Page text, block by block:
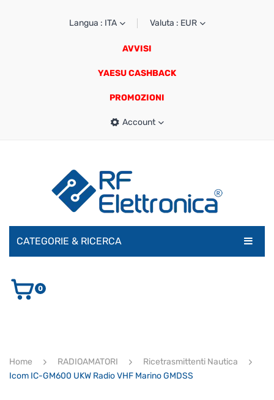
Langua : ITA Valuta : EUR
AVVISI
YAESU CASHBACK
PROMOZIONI
Account
CATEGORIE & RICERCA
AUDIO E VIDEO
ULTIMI ARRIVI
0
Home RADIOAMATORI
Ricetrasmittenti Nautica
Icom IC-GM600 UKW Radio VHF Marino GMDSS